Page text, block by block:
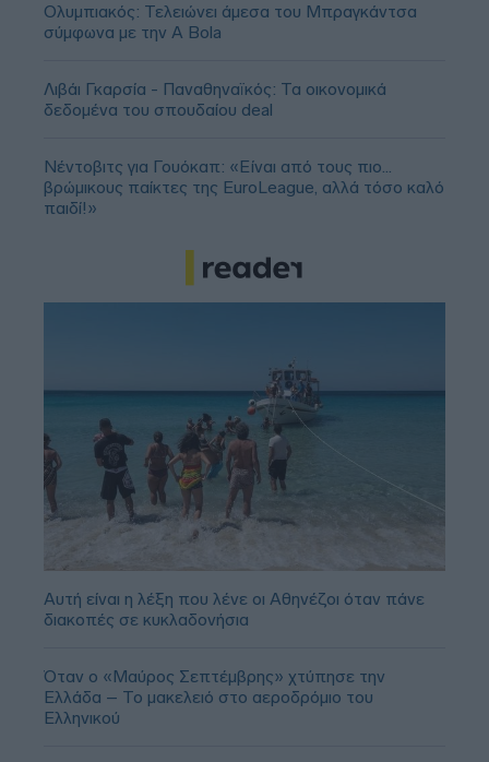
Ολυμπιακός: Τελειώνει άμεσα του Μπραγκάντσα
σύμφωνα με την A Bola
Λιβάι Γκαρσία - Παναθηναϊκός: Τα οικονομικά
δεδομένα του σπουδαίου deal
Νέντοβιτς για Γουόκαπ: «Είναι από τους πιο...
βρώμικους παίκτες της EuroLeague, αλλά τόσο καλό
παιδί!»
Αυτή είναι η λέξη που λένε οι Αθηνέζοι όταν πάνε
διακοπές σε κυκλαδονήσια
Όταν ο «Μαύρος Σεπτέμβρης» χτύπησε την
Ελλάδα – Το μακελειό στο αεροδρόμιο του
Ελληνικού